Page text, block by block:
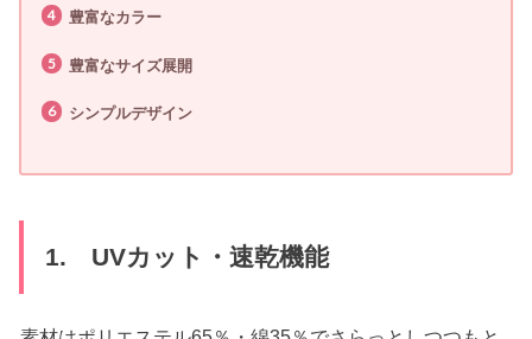
豊富なカラー
豊富なサイズ展開
シンプルデザイン
1. UVカット・速乾機能